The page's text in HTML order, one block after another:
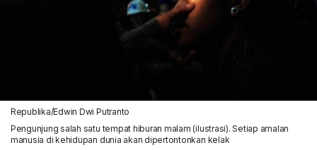
Republika/Edwin Dwi Putranto
Pengunjung salah satu tempat hiburan malam (ilustrasi). Setiap amalan
manusia di kehidupan dunia akan dipertontonkan kelak